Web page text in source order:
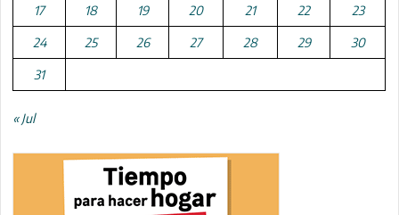
17 18 19 20 21 22 23
24 25 26 27 28 29 30
31
« Jul